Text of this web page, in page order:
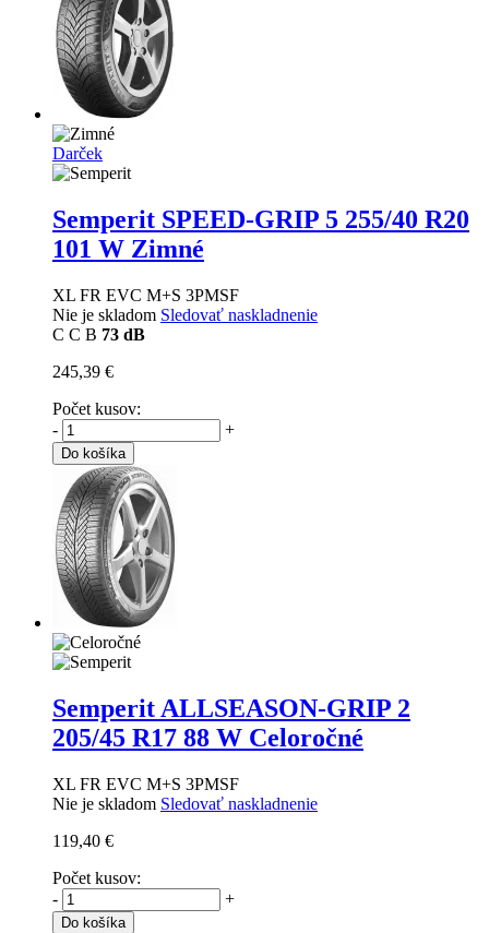
Darček
Semperit SPEED-GRIP 5 255/40 R20
101 W Zimné
XL FR EVC M+S 3PMSF
Nie je skladom Sledovať naskladnenie
C C B 73 dB
245,39 €
Počet kusov:
-
+
Do košíka
Semperit ALLSEASON-GRIP 2
205/45 R17 88 W Celoročné
XL FR EVC M+S 3PMSF
Nie je skladom Sledovať naskladnenie
119,40 €
Počet kusov:
-
+
Do košíka